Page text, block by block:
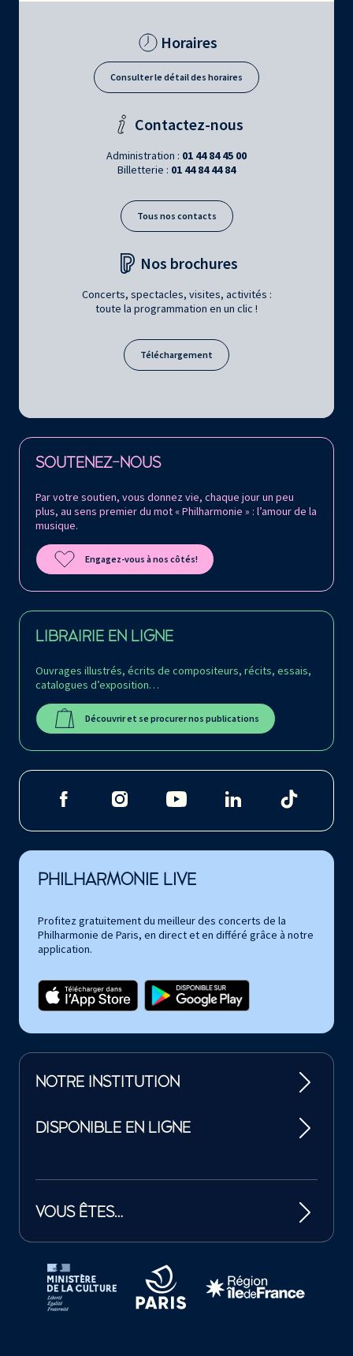
Horaires
Consulter le détail des horaires
Contactez-nous
Administration : 01 44 84 45 00
Billetterie : 01 44 84 44 84
Tous nos contacts
Nos brochures
Concerts, spectacles, visites, activités :
toute la programmation en un clic !
Téléchargement
SOUTENEZ-NOUS
Par votre soutien, vous donnez vie, chaque jour un peu
plus, au sens premier du mot « Philharmonie » : l’amour de la
musique.
Engagez-vous à nos côtés!
LIBRAIRIE EN LIGNE
Ouvrages illustrés, écrits de compositeurs, récits, essais,
catalogues d’exposition…
Découvrir et se procurer nos publications
Retrouvez la Philharmonie de Paris sur
PHILHARMONIE LIVE
Profitez gratuitement du meilleur des concerts de la
Philharmonie de Paris, en direct et en différé grâce à notre
application.
NOTRE INSTITUTION
DISPONIBLE EN LIGNE
VOUS ÊTES…
Tutelles et mécènes de la Philharmonie de Paris